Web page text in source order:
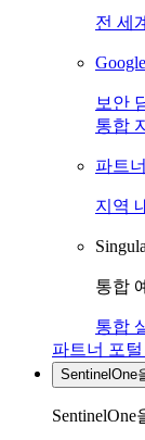
전 세
보안
통합
파트
지역
통합
통합
파트너 포
SentinelOne